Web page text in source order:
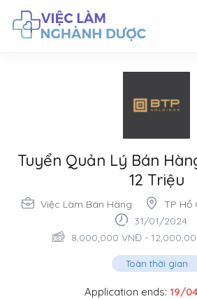
Tuyển Quản Lý Bán
12 Triệu
Việc Làm Bán Hàng TP Hồ
31/01/2024
8,000,000 VNĐ -
Toàn thời gian
Application ends: 19/